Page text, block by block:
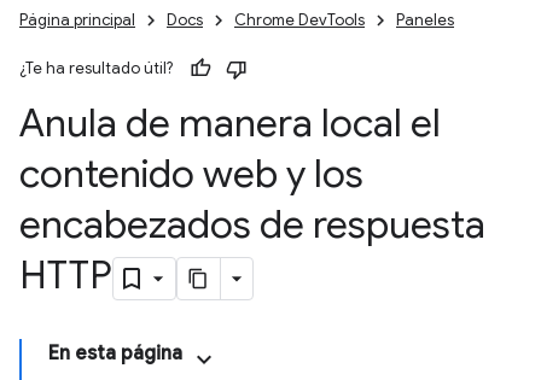
Página principal Docs Chrome DevTools Paneles
¿Te ha resultado útil?
Anula de manera local el
contenido web y los
encabezados de respuesta
HTTP
En esta página